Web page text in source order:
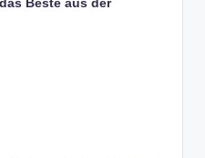
Beste aus der